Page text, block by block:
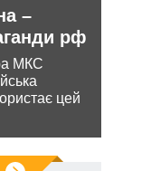
–
рф
МКС
цей